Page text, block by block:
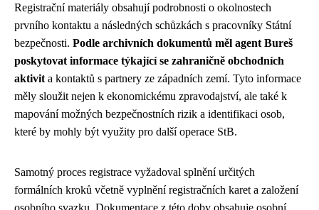
Registrační materiály obsahují podrobnosti o okolnostech
prvního kontaktu a následných schůzkách s pracovníky Státní
bezpečnosti. Podle archivních dokumentů měl agent Bureš
poskytovat informace týkající se zahraničně obchodních
aktivit a kontaktů s partnery ze západních zemí. Tyto informace
měly sloužit nejen k ekonomickému zpravodajství, ale také k
mapování možných bezpečnostních rizik a identifikaci osob,
které by mohly být využity pro další operace StB.
Samotný proces registrace vyžadoval splnění určitých
formálních kroků včetně vyplnění registračních karet a založení
osobního svazku. Dokumentace z této doby obsahuje osobní